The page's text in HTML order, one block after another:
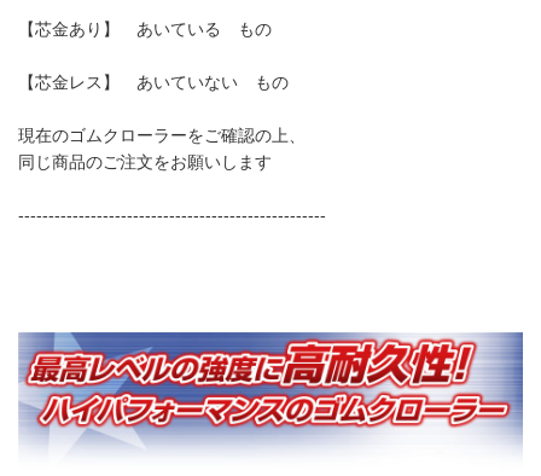
【芯金あり】 あいている もの
【芯金レス】 あいていない もの
現在のゴムクローラーをご確認の上、
同じ商品のご注文をお願いします
---------------------------------------------------